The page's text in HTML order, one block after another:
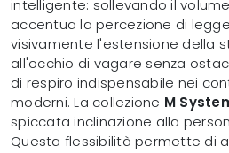
intelligente: sollevando il
accentua la percezione di
visivamente l'estensione della
all'occhio di vagare senza
di respiro indispensabile nei
moderni. La collezione M
spiccata inclinazione alla
Questa flessibilità permette di